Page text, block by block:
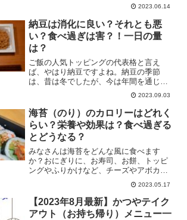
も十分辛いカレーを3倍、更に10倍の辛さ
にしたものをもりもり食べている姿をす
ると、感嘆を通り越して尊敬の念さえ感
じてしまいます。ただ...
2023.06.14
納豆は消化に良い？それとも悪
い？食べ過ぎは害？！一日の量
は？
ご飯の人気トッピングの代表格と言え
ば、やはり納豆ですよね。納豆の季節
は、昔は冬でしたが、今は年間を通じて
手軽に食べられます。何年か前に、生活
情報系の番組で納豆はダイエットに良い
という情報が流れた時、スーパーやコン
ビニの棚から納豆が一斉に姿を...
2023.09.03
海苔（のり）のカロリーはどれく
らい？栄養や効果は？食べ過ぎる
とどうなる？
みなさんは海苔をどんな風に食べます
か？おにぎりに、お寿司、お餅、トッピ
ングやふりかけなど、チーズやアボカド
を巻いて食べるのも流行ってるとか。さ
まざまな料理の引き立て役ともいえる海
苔。あまり海苔だけに注目することはな
いかもしれませんが、今回は...
2023.05.17
【2023年8月最新】かつやテイク
アウト（お持ち帰り）メニュー一